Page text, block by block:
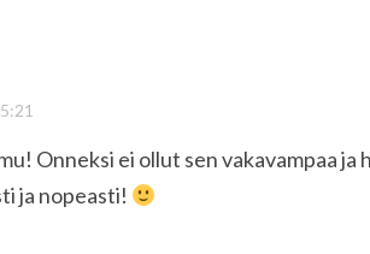
Onneksi ei ollut sen vakavampaa ja
ja nopeasti!